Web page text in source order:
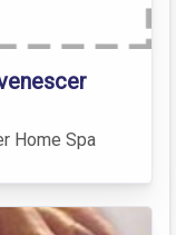
Home Spa